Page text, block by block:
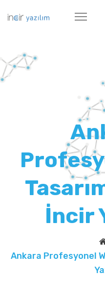
İncir
Ankara Profesyonel